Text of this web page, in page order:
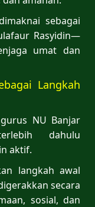
sebagai
Rasyidin—
umat dan
Langkah
NU Banjar
dahulu
aktif.
langkah awal
secara
sosial, dan